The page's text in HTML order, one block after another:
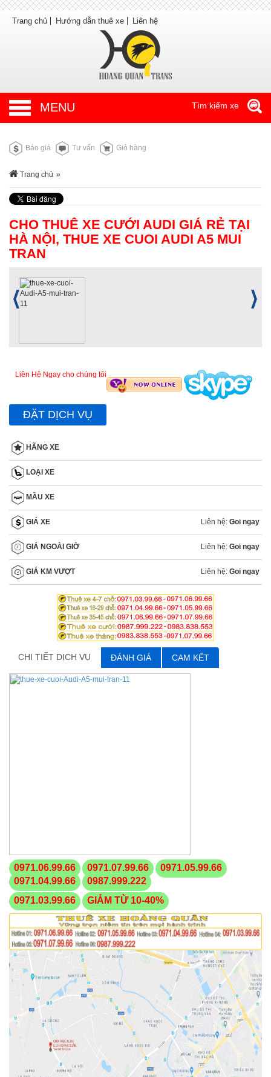
Trang chủ Hướng dẫn thuê xe Liên hệ
MENU Tìm kiếm xe
Báo giá Tư vấn Giỏ hàng
Trang chủ »
CHO THUÊ XE CƯỚI AUDI GIÁ RẺ TẠI
HÀ NỘI, THUE XE CUOI AUDI A5 MUI
TRAN
Liên Hệ Ngay cho chúng tôi
ĐẶT DỊCH VỤ
HÃNG XE
LOẠI XE
MẦU XE
GIÁ XE Liên hệ: Goi ngay
GIÁ NGOÀI GIỜ Liên hệ: Goi ngay
GIÁ KM VƯỢT Liên hệ: Goi ngay
CHI TIẾT DỊCH VỤ ĐÁNH GIÁ CAM KẾT
0971.06.99.66 0971.07.99.66
0971.05.99.66
0971.04.99.66
0987.999.222
0971.03.99.66
GIẢM TỪ 10-40%